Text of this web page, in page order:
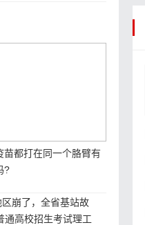
苗都打在同一个胳臂有
?
崩了，全省基站故
通高校招生考试理工